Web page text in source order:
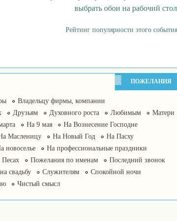
выбрать обои на рабочий
Рейтинг популярности этого
ПОЖЕЛАНИЯ
Владельцу фирмы, компании
Друзьям Духовного роста Любимым
Матери
На 9 мая
На Вознесение Господне
Масленицу На Новый Год
На Пасху
новоселье
На профессиональные праздники
Песах Пожелания по именам
Последний звонок
свадьбу Служителям
Спокойной ночи
Чистый смысл